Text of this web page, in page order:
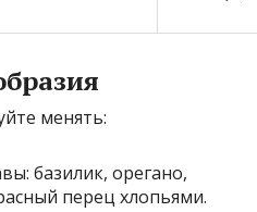
менять:
базилик, орегано,
перец хлопьями.